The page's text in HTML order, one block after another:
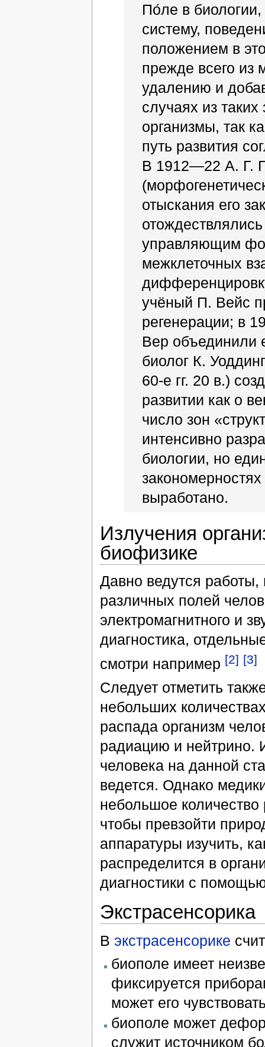
По́ле в
систему,
положением в
прежде всего
удалению и
случаях из
организмы, так
путь развития
В 1912—22 А. Г.
отыскания его
управляющим
межклеточных
учёный П. Вейс
регенерации; в
Вер объединили
биолог К.
60-е гг. 20 в.)
развитии как о
число зон
интенсивно
биологии, но
выработано.
Излучения
биофизике
Давно ведутся
различных полей
электромагнитного и
диагностика,
смотри например [2] [3]
Следует отметить
небольших
распада организм
радиацию и нейтрино.
человека на данной
ведется. Однако
небольшое количество
чтобы превзойти
аппаратуры изучить,
распределится в
диагностики с
Экстрасенсорика
В экстрасенсорике
биополе имеет
фиксируется
может его
биополе может
служит источником